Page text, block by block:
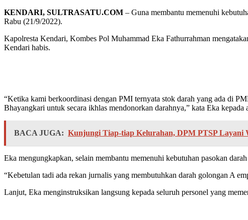
KENDARI, SULTRASATU.COM – Guna membantu memenuhi
Rabu (21/9/2022).
Kapolresta Kendari, Kombes Pol Muhammad Eka Fathurrahman
Kendari habis.
“Ketika kami berkoordinasi dengan PMI ternyata stok darah yang ada di
Bhayangkari untuk secara ikhlas mendonorkan darahnya,” kata Eka kepada
BACA JUGA: Kunjungi Tiap-tiap Kelurahan, DPM PTSP Layani
Eka mengungkapkan, selain membantu memenuhi kebutuhan pasokan
“Kebetulan tadi ada rekan jurnalis yang membutuhkan darah golongan A
Lanjut, Eka menginstruksikan langsung kepada seluruh personel yang